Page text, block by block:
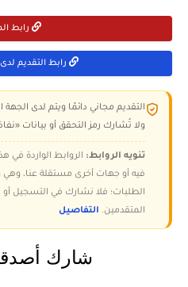
رابط
رابط التقديم
التقديم مجاني دائمًا ويتم لدى
ولا تُشارك رمز التحقق أو بيانات
تنويه الروابط: الروابط الواردة في
فيه أو جهات أخرى مستقلة عنا،
الطلبات؛ فلا نشارك في التسجيل أو
المتقدمين. التفاصيل
شارك